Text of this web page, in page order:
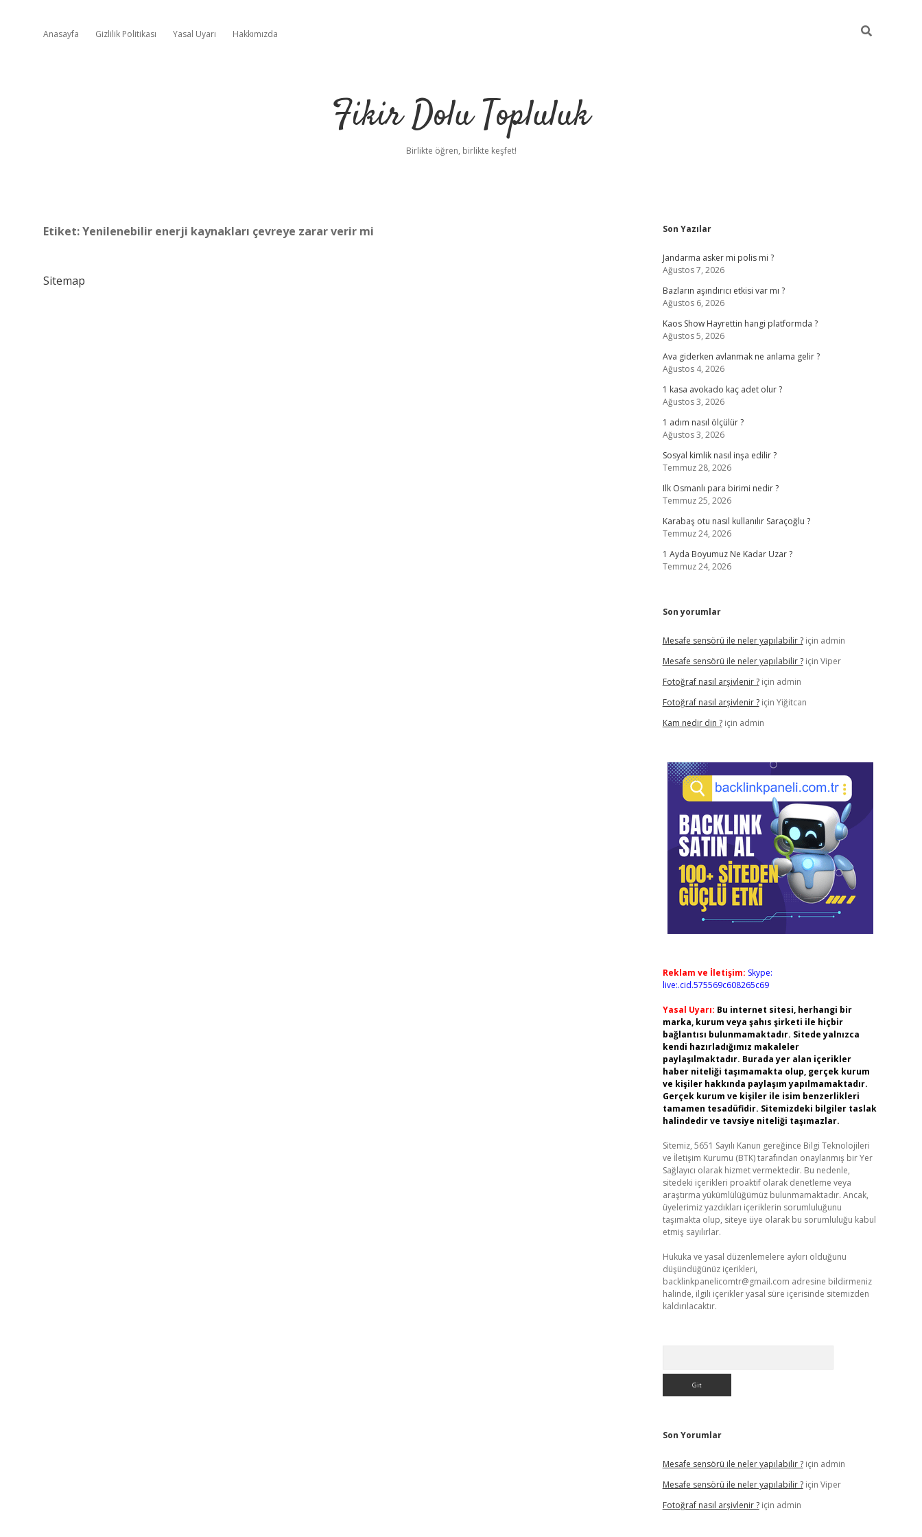
Anasayfa Gizlilik Politikası Yasal Uyarı Hakkımızda
Fikir Dolu Topluluk
Birlikte öğren, birlikte keşfet!
Etiket:Yenilenebilir enerji kaynakları çevreye zarar verir mi
Sitemap
Sidebar
Son Yazılar
Jandarma asker mi polis mi ?
Ağustos 7, 2026
Bazların aşındırıcı etkisi var mı ?
Ağustos 6, 2026
Kaos Show Hayrettin hangi platformda ?
Ağustos 5, 2026
Ava giderken avlanmak ne anlama gelir ?
Ağustos 4, 2026
1 kasa avokado kaç adet olur ?
Ağustos 3, 2026
1 adım nasıl ölçülür ?
Ağustos 3, 2026
Sosyal kimlik nasıl inşa edilir ?
Temmuz 28, 2026
Ilk Osmanlı para birimi nedir ?
Temmuz 25, 2026
Karabaş otu nasıl kullanılır Saraçoğlu ?
Temmuz 24, 2026
1 Ayda Boyumuz Ne Kadar Uzar ?
Temmuz 24, 2026
Son yorumlar
Mesafe sensörü ile neler yapılabilir ?için admin
Mesafe sensörü ile neler yapılabilir ?için Viper
Fotoğraf nasıl arşivlenir ?için admin
Fotoğraf nasıl arşivlenir ?için Yiğitcan
Kam nedir din ?için admin
Reklam ve İletişim: Skype:
live:.cid.575569c608265c69
Yasal Uyarı: Bu internet sitesi, herhangi bir
marka, kurum veya şahıs şirketi ile hiçbir
bağlantısı bulunmamaktadır. Sitede yalnızca
kendi hazırladığımız makaleler
paylaşılmaktadır. Burada yer alan içerikler
haber niteliği taşımamakta olup, gerçek kurum
ve kişiler hakkında paylaşım yapılmamaktadır.
Gerçek kurum ve kişiler ile isim benzerlikleri
tamamen tesadüfidir. Sitemizdeki bilgiler taslak
halindedir ve tavsiye niteliği taşımazlar.
Sitemiz, 5651 Sayılı Kanun gereğince Bilgi Teknolojileri
ve İletişim Kurumu (BTK) tarafından onaylanmış bir Yer
Sağlayıcı olarak hizmet vermektedir. Bu nedenle,
sitedeki içerikleri proaktif olarak denetleme veya
araştırma yükümlülüğümüz bulunmamaktadır. Ancak,
üyelerimiz yazdıkları içeriklerin sorumluluğunu
taşımakta olup, siteye üye olarak bu sorumluluğu kabul
etmiş sayılırlar.
Hukuka ve yasal düzenlemelere aykırı olduğunu
düşündüğünüz içerikleri,
backlinkpanelicomtr@gmail.com adresine bildirmeniz
halinde, ilgili içerikler yasal süre içerisinde sitemizden
kaldırılacaktır.
Son Yorumlar
Mesafe sensörü ile neler yapılabilir ?için admin
Mesafe sensörü ile neler yapılabilir ?için Viper
Fotoğraf nasıl arşivlenir ?için admin